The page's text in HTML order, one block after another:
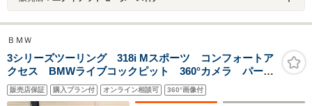
ＢＭＷ
3シリーズツーリング 318i Mスポーツ コンフォートア
クセス BMWライブコックピット 360°カメラ パーキ
ングアシスト アダプティブLEDヘッドライト オート
テールゲート レーダークルコン
販売店保証 購入プラン付 オンライン相談可 360°画像付